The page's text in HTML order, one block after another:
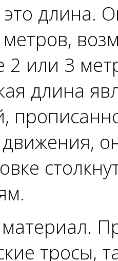
длина.
,
2 или 3
длина
тросы,